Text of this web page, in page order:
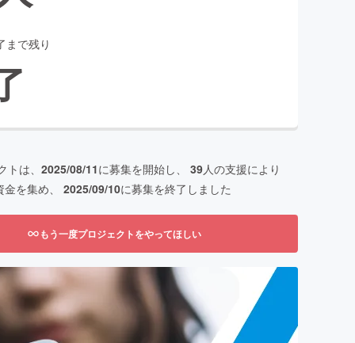
まで残り
は、 2025/08/11に募集を開始し、 39人の支援により
を集め、 2025/09/10に募集を終了しました
もう一度プロジェクトをやってほしい